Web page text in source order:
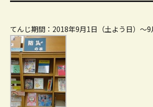
てんじ期間：2018年9月1日（土よう日）～9